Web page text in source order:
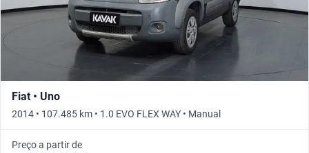
Fiat • Uno
2014 • 107.485 km • 1.0 EVO FLEX WAY • Manual
Preço a partir de